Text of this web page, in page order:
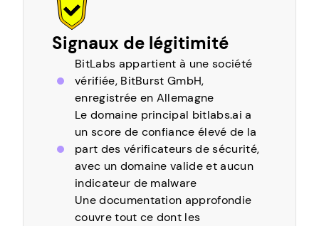
Signaux de légitimité
BitLabs appartient à une société
vérifiée, BitBurst GmbH,
enregistrée en Allemagne
Le domaine principal bitlabs.ai a
un score de confiance élevé de la
part des vérificateurs de sécurité,
avec un domaine valide et aucun
indicateur de malware
Une documentation approfondie
couvre tout ce dont les